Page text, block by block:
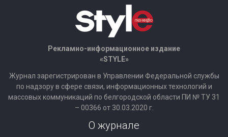
Рекламно-информационное издание
«STYLE»
Журнал зарегистрирован в Управлении Федеральной службы
по надзору в сфере связи, информационных технологий и
массовых коммуникаций по белгородской области ПИ № ТУ 31
– 00366 от 30.03.2020 г.
О журнале